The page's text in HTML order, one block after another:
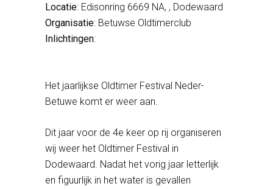
Locatie: Edisonring 6669 NA, , Dodewaard
Organisatie: Betuwse Oldtimerclub
Inlichtingen:
Het jaarlijkse Oldtimer Festival Neder-
Betuwe komt er weer aan.
Dit jaar voor de 4e keer op rij organiseren
wij weer het Oldtimer Festival in
Dodewaard. Nadat het vorig jaar letterlijk
en figuurlijk in het water is gevallen